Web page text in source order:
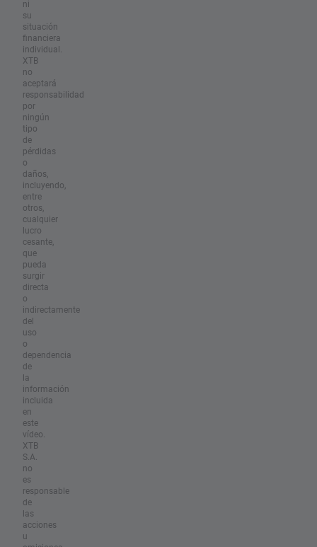
ni
su
situación
financiera
individual.
XTB
no
aceptará
responsabilidad
por
ningún
tipo
de
pérdidas
o
daños,
incluyendo,
entre
otros,
cualquier
lucro
cesante,
que
pueda
surgir
directa
o
indirectamente
del
uso
o
dependencia
de
la
información
incluida
en
este
vídeo.
XTB
S.A.
no
es
responsable
de
las
acciones
u